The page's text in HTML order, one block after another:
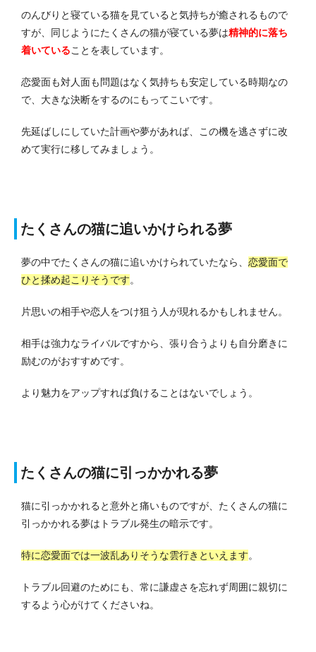
のんびりと寝ている猫を見ていると気持ちが癒されるもので
すが、同じようにたくさんの猫が寝ている夢は精神的に落ち
着いていることを表しています。
恋愛面も対人面も問題はなく気持ちも安定している時期なの
で、大きな決断をするのにもってこいです。
先延ばしにしていた計画や夢があれば、この機を逃さずに改
めて実行に移してみましょう。
たくさんの猫に追いかけられる夢
夢の中でたくさんの猫に追いかけられていたなら、 恋愛面で
ひと揉め起こりそうです。
片思いの相手や恋人をつけ狙う人が現れるかもしれません。
相手は強力なライバルですから、張り合うよりも自分磨きに
励むのがおすすめです。
より魅力をアップすれば負けることはないでしょう。
たくさんの猫に引っかかれる夢
猫に引っかかれると意外と痛いものですが、たくさんの猫に
引っかかれる夢はトラブル発生の暗示です。
特に恋愛面では一波乱ありそうな雲行きといえます。
トラブル回避のためにも、常に謙虚さを忘れず周囲に親切に
するよう心がけてくださいね。